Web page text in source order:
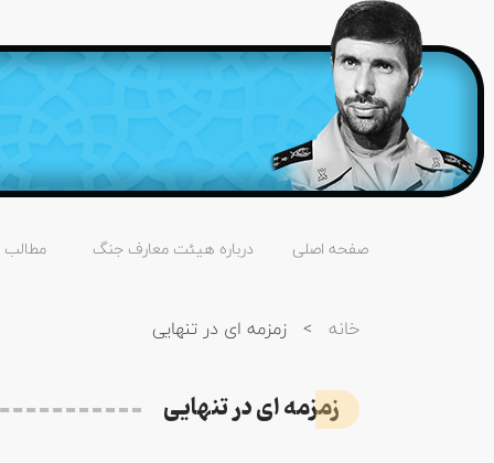
صفحه اصلی درباره هیئت معارف جنگ مطالب
خانه > زمزمه ای در تنهایی
زمزمه ای در تنهایی